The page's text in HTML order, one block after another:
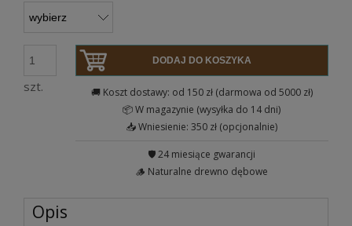
szt.
DODAJ DO KOSZYKA
🚚 Koszt dostawy: od 150 zł (darmowa od 5000 zł)
📦 W magazynie (wysyłka do 14 dni)
📥 Wniesienie: 350 zł (opcjonalnie)
🛡️ 24 miesiące gwarancji
🪵 Naturalne drewno dębowe
Opis